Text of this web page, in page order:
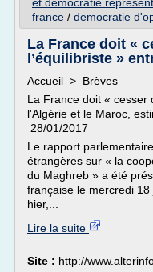
france / democratie
La France doit «
l’équilibriste »
Accueil > Brèves
La France doit « cesser
l'Algérie et le Maroc,
28/01/2017
Le rapport
étrangères sur « la
du Maghreb » a été
française le mercredi
hier,...
Lire la suite
Site : http://